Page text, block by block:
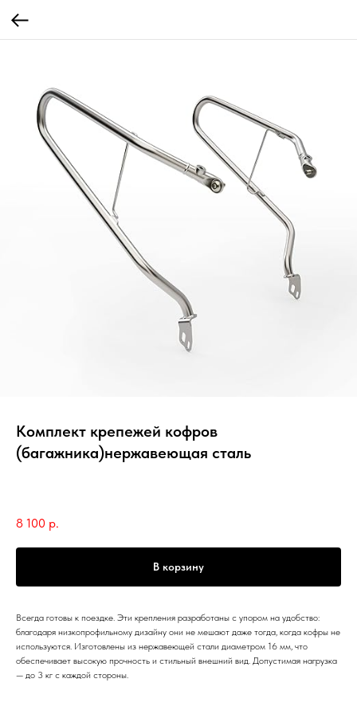
Комплект крепежей кофров
(багажника)нержавеющая сталь
8 100 р.
В корзину
Всегда готовы к поездке. Эти крепления разработаны с упором на удобство:
благодаря низкопрофильному дизайну они не мешают даже тогда, когда кофры не
используются. Изготовлены из нержавеющей стали диаметром 16 мм, что
обеспечивает высокую прочность и стильный внешний вид. Допустимая нагрузка
— до 3 кг с каждой стороны.